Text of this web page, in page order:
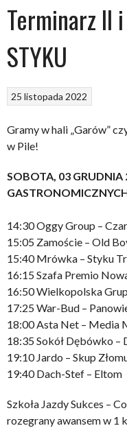
Terminarz II
STYKU
25 listopada 2022
Gramy w hali „Garów”
w Pile!
SOBOTA, 03
14:30 Oggy Group –
15:05 Zamoście – Old
15:40 Mrówka – Styku
16:15 Szafa Premio
16:50 Wielkopolska
17:25 War-Bud –
18:00 Asta Net – Media
18:35 Sokół Dębówko –
19:10 Jardo – Skup
19:40 Dach-Stef – Eltom
Szkoła Jazdy Sukces –
rozegrany awansem w 1